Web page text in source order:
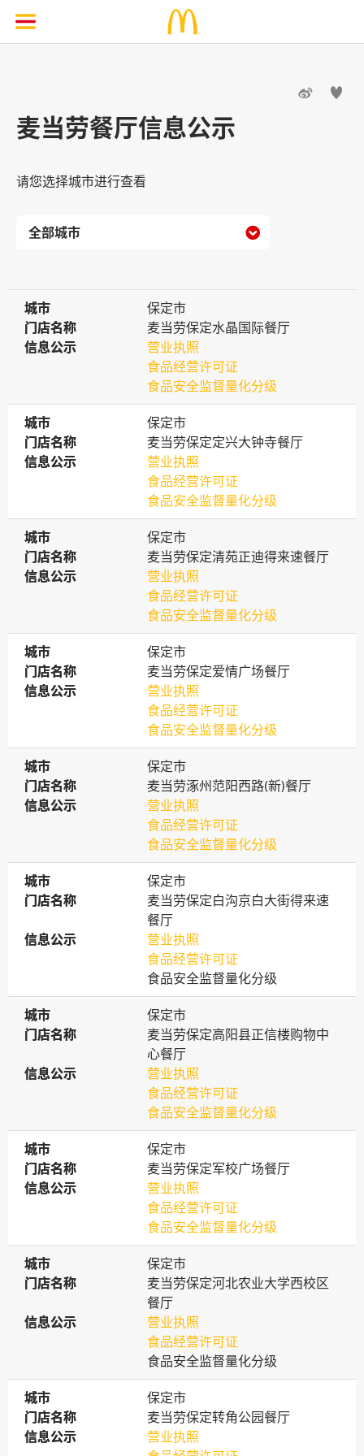
 
麦当劳餐厅信息公示
请您选择城市进行查看

城市
城市
保定市
门店名称
门店名称
麦当劳保定水晶国际餐厅
信息公示
信息公示
营业执照
食品经营许可证
食品安全监督量化分级
城市
城市
保定市
门店名称
门店名称
麦当劳保定定兴大钟寺餐厅
信息公示
信息公示
营业执照
食品经营许可证
食品安全监督量化分级
城市
城市
保定市
门店名称
门店名称
麦当劳保定清苑正迪得来速餐厅
信息公示
信息公示
营业执照
食品经营许可证
食品安全监督量化分级
城市
城市
保定市
门店名称
门店名称
麦当劳保定爱情广场餐厅
信息公示
信息公示
营业执照
食品经营许可证
食品安全监督量化分级
城市
城市
保定市
门店名称
门店名称
麦当劳涿州范阳西路(新)餐厅
信息公示
信息公示
营业执照
食品经营许可证
食品安全监督量化分级
城市
城市
保定市
门店名称
门店名称
麦当劳保定白沟京白大街得来速
餐厅
信息公示
信息公示
营业执照
食品经营许可证
食品安全监督量化分级
城市
城市
保定市
门店名称
门店名称
麦当劳保定高阳县正信楼购物中
心餐厅
信息公示
信息公示
营业执照
食品经营许可证
食品安全监督量化分级
城市
城市
保定市
门店名称
门店名称
麦当劳保定军校广场餐厅
信息公示
信息公示
营业执照
食品经营许可证
食品安全监督量化分级
城市
城市
保定市
门店名称
门店名称
麦当劳保定河北农业大学西校区
餐厅
信息公示
信息公示
营业执照
食品经营许可证
食品安全监督量化分级
城市
城市
保定市
门店名称
门店名称
麦当劳保定转角公园餐厅
信息公示
信息公示
营业执照